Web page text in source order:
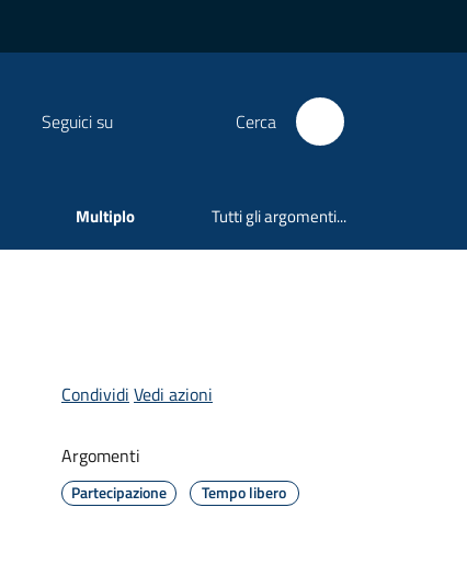
Seguici su Cerca
Multiplo Tutti gli argomenti...
Condividi Vedi azioni
Argomenti
Partecipazione Tempo libero